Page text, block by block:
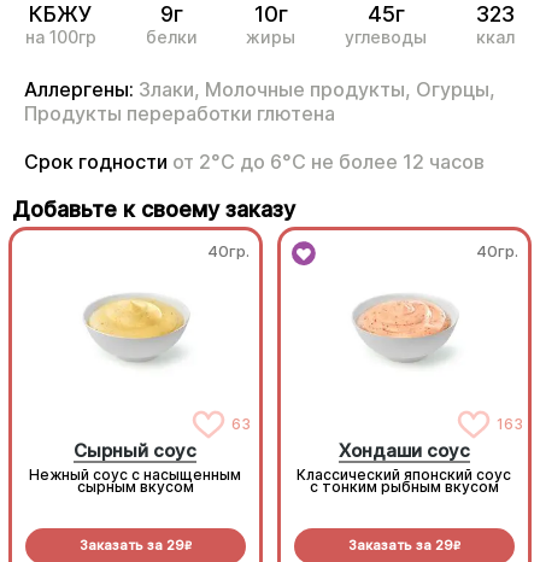
КБЖУ
на 100гр
9г
белки
10г
жиры
45г
углеводы
323
ккал
Аллергены: Злаки, Молочные продукты, Огурцы,
Продукты переработки глютена
Срок годности от 2°С до 6°С не более 12 часов
Добавьте к своему заказу
40гр.
63
Сырный соус
Нежный соус с насыщенным
сырным вкусом
Заказать за 29R
40гр.
163
Хондаши соус
Классический японский соус
с тонким рыбным вкусом
Заказать за 29R